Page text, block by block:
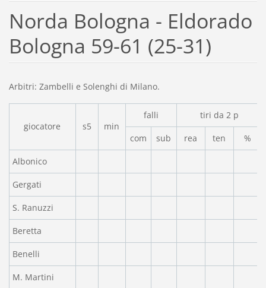
Norda Bologna - Eldorado
Bologna 59-61 (25-31)
Arbitri: Zambelli e Solenghi di Milano.
giocatore s5 min
falli tiri da 2 p
com sub rea ten %
Albonico
Gergati
S. Ranuzzi
Beretta
Benelli
M. Martini